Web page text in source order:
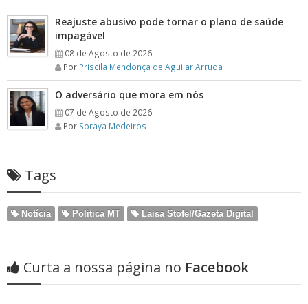
Reajuste abusivo pode tornar o plano de saúde
impagável
08 de Agosto de 2026
Por Priscila Mendonça de Aguilar Arruda
O adversário que mora em nós
07 de Agosto de 2026
Por Soraya Medeiros
Tags
Notícia Politica MT Laisa Stofel/Gazeta Digital
Curta a nossa página no Facebook